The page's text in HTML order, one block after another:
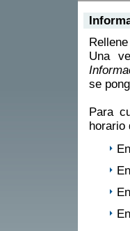
Una
se
Para
horario